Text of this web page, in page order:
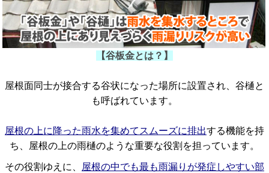
【谷板金とは？】
屋根面同士が接合する谷状になった場所に設置され、谷樋と
も呼ばれています。
屋根の上に降った雨水を集めてスムーズに排出する機能を持
ち、屋根の上の雨樋のような重要な役割を担っています。
その役割ゆえに、
屋根の中でも最も雨漏りが発症しやすい部